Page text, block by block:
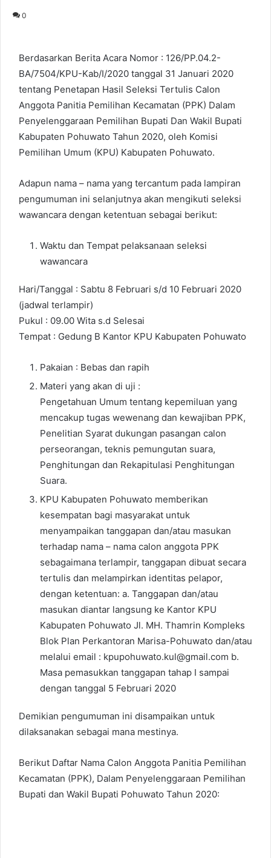
0
Berdasarkan Berita Acara Nomor : 126/PP.04.2-
BA/7504/KPU-Kab/I/2020 tanggal 31 Januari 2020
tentang Penetapan Hasil Seleksi Tertulis Calon
Anggota Panitia Pemilihan Kecamatan (PPK) Dalam
Penyelenggaraan Pemilihan Bupati Dan Wakil Bupati
Kabupaten Pohuwato Tahun 2020, oleh Komisi
Pemilihan Umum (KPU) Kabupaten Pohuwato.
Adapun nama – nama yang tercantum pada lampiran
pengumuman ini selanjutnya akan mengikuti seleksi
wawancara dengan ketentuan sebagai berikut:
Waktu dan Tempat pelaksanaan seleksi
wawancara
Hari/Tanggal : Sabtu 8 Februari s/d 10 Februari 2020
(jadwal terlampir)
Pukul : 09.00 Wita s.d Selesai
Tempat : Gedung B Kantor KPU Kabupaten Pohuwato
Pakaian : Bebas dan rapih
Materi yang akan di uji :
Pengetahuan Umum tentang kepemiluan yang
mencakup tugas wewenang dan kewajiban PPK,
Penelitian Syarat dukungan pasangan calon
perseorangan, teknis pemungutan suara,
Penghitungan dan Rekapitulasi Penghitungan
Suara.
KPU Kabupaten Pohuwato memberikan
kesempatan bagi masyarakat untuk
menyampaikan tanggapan dan/atau masukan
terhadap nama – nama calon anggota PPK
sebagaimana terlampir, tanggapan dibuat secara
tertulis dan melampirkan identitas pelapor,
dengan ketentuan: a. Tanggapan dan/atau
masukan diantar langsung ke Kantor KPU
Kabupaten Pohuwato Jl. MH. Thamrin Kompleks
Blok Plan Perkantoran Marisa-Pohuwato dan/atau
melalui email : kpupohuwato.kul@gmail.com b.
Masa pemasukkan tanggapan tahap I sampai
dengan tanggal 5 Februari 2020
Demikian pengumuman ini disampaikan untuk
dilaksanakan sebagai mana mestinya.
Berikut Daftar Nama Calon Anggota Panitia Pemilihan
Kecamatan (PPK), Dalam Penyelenggaraan Pemilihan
Bupati dan Wakil Bupati Pohuwato Tahun 2020: